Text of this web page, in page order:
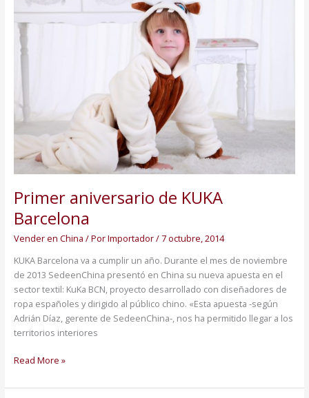
Primer aniversario de KUKA
Barcelona
Vender en China / PorImportador/ 7 octubre, 2014
KUKA Barcelona va a cumplir un año. Durante el mes de noviembre
de 2013 SedeenChina presentó en China su nueva apuesta en el
sector textil: KuKa BCN, proyecto desarrollado con diseñadores de
ropa españoles y dirigido al público chino. «Esta apuesta -según
Adrián Díaz, gerente de SedeenChina-, nos ha permitido llegar a los
territorios interiores
aniversario
de
KUKA
Barcelona
Read More »